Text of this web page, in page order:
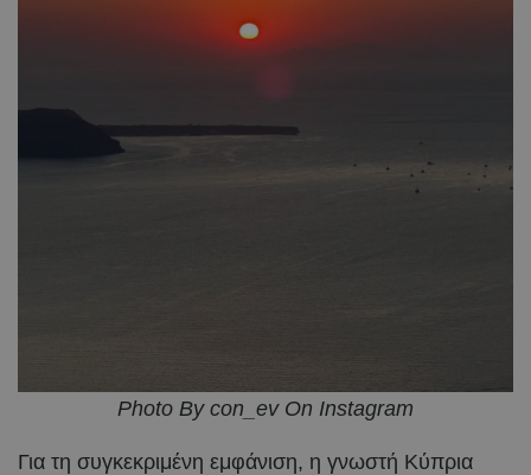
Photo By con_ev On Instagram
Για τη συγκεκριμένη εμφάνιση, η γνωστή Κύπρια